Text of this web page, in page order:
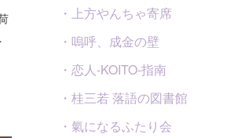
・上方やんちゃ寄席
・嗚呼、成金の壁
・恋人-KOITO-指南
・桂三若 落語の図書館
・氣になるふたり会